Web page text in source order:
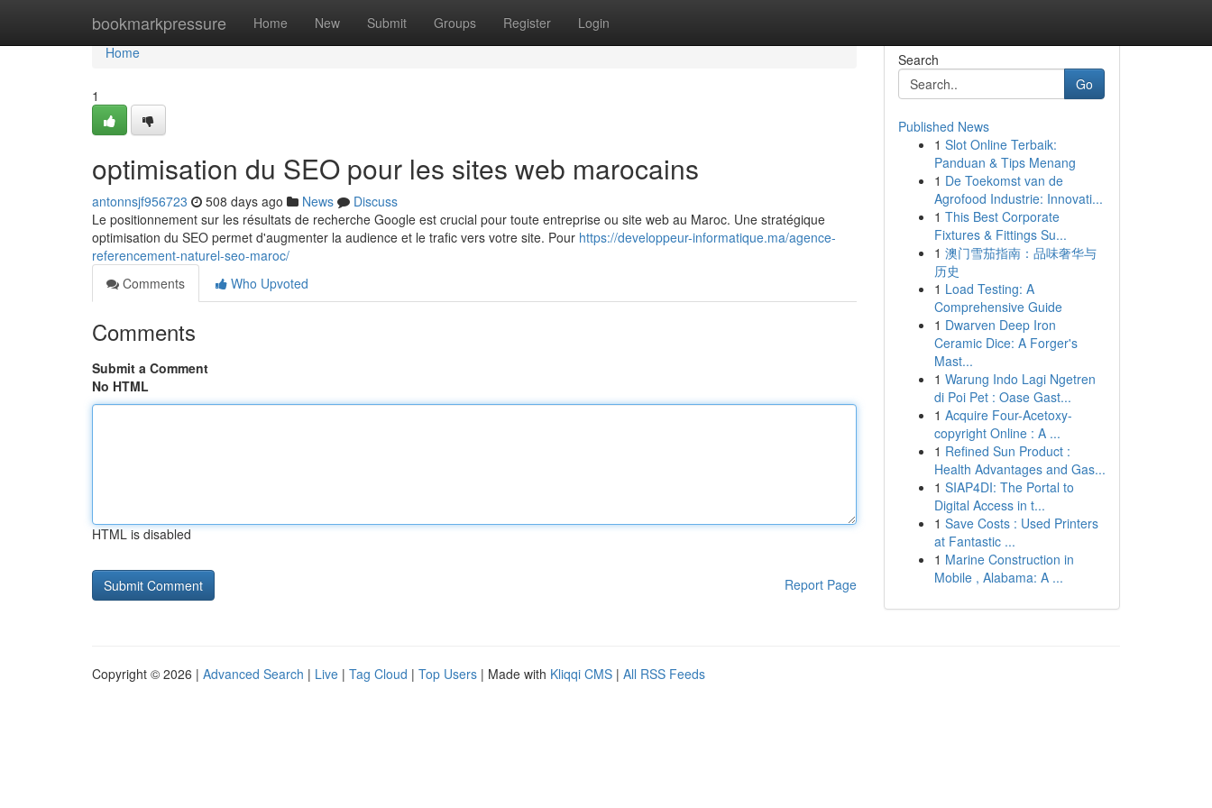
bookmarkpressure Home New Submit Groups Register Login
Home
Home
1
optimisation du SEO pour les sites web marocains
antonnsjf956723 508 days ago News
Discuss
Le positionnement sur les résultats de recherche Google est crucial pour toute entreprise ou site web au Maroc. Une stratégique
optimisation du SEO permet d'augmenter la audience et le trafic vers votre site. Pour https://developpeur-informatique.ma/agence-
referencement-naturel-seo-maroc/
Comments
Who Upvoted
Comments
Submit a Comment
No HTML
HTML is disabled
Report Page
Search
Go
Published News
1 Slot Online Terbaik:
Panduan & Tips Menang
1 De Toekomst van de
Agrofood Industrie: Innovati...
1 This Best Corporate
Fixtures & Fittings Su...
1 澳门雪茄指南：品味奢华与
历史
1 Load Testing: A
Comprehensive Guide
1 Dwarven Deep Iron
Ceramic Dice: A Forger's
Mast...
1 Warung Indo Lagi Ngetren
di Poi Pet : Oase Gast...
1 Acquire Four-Acetoxy-
copyright Online : A ...
1 Refined Sun Product :
Health Advantages and Gas...
1 SIAP4DI: The Portal to
Digital Access in t...
1 Save Costs : Used Printers
at Fantastic ...
1 Marine Construction in
Mobile , Alabama: A ...
Copyright © 2026 | Advanced Search | Live | Tag Cloud | Top Users | Made with Kliqqi CMS | All RSS Feeds